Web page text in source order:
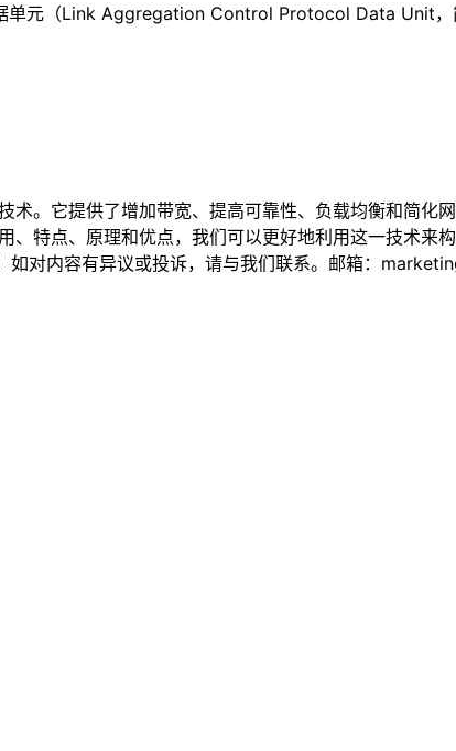
单元（Link Aggregation Control Protocol Data Unit
。它提供了增加带宽、提高可靠性、负载均衡和简化
特点、原理和优点，我们可以更好地利用这一技术来
如对内容有异议或投诉，请与我们联系。邮箱：